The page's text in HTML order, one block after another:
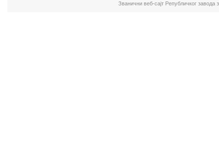
Званични веб-сајт Републичког